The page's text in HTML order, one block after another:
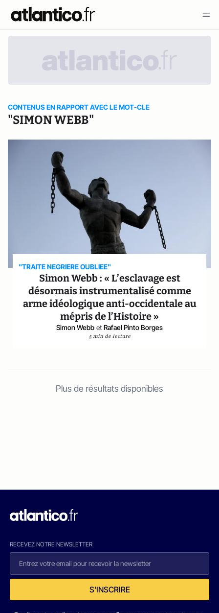
CONTENUS EN RAPPORT AVEC LE MOT-CLE
"SIMON WEBB"
"TRAITE NEGRIERE OUBLIEE"
Simon Webb : « L’esclavage est
désormais instrumentalisé comme
arme idéologique anti-occidentale au
mépris de l’Histoire »
Simon Webb et Rafael Pinto Borges
5 min de lecture
Plus de résultats disponibles
RECEVEZ NOTRE NEWSLETTER
S'INSCRIRE